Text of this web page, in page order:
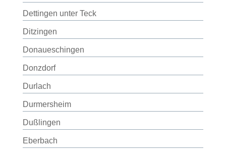
Dettingen unter Teck
Ditzingen
Donaueschingen
Donzdorf
Durlach
Durmersheim
Dußlingen
Eberbach